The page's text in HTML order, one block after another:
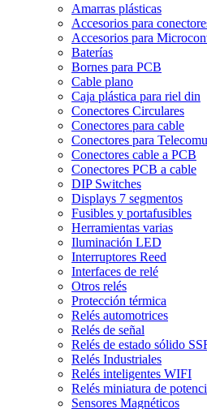
Amarras plásticas
Accesorios para
Accesorios para
Baterías
Bornes para PCB
Cable plano
Caja plástica para riel din
Conectores Circulares
Conectores para cable
Conectores para
Conectores cable a PCB
Conectores PCB a cable
DIP Switches
Displays 7 segmentos
Fusibles y portafusibles
Herramientas varias
Iluminación LED
Interruptores Reed
Interfaces de relé
Otros relés
Protección térmica
Relés automotrices
Relés de señal
Relés de estado sólido
Relés Industriales
Relés inteligentes WIFI
Relés miniatura de
Sensores Magnéticos